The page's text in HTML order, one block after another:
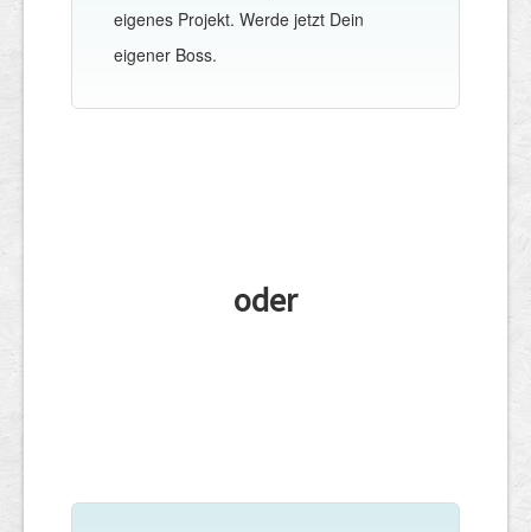
eigenes Projekt. Werde jetzt Dein
eigener Boss.
oder